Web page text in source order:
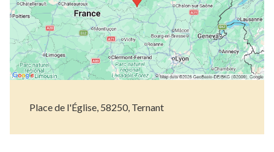
Place de l'Église, 58250, Ternant